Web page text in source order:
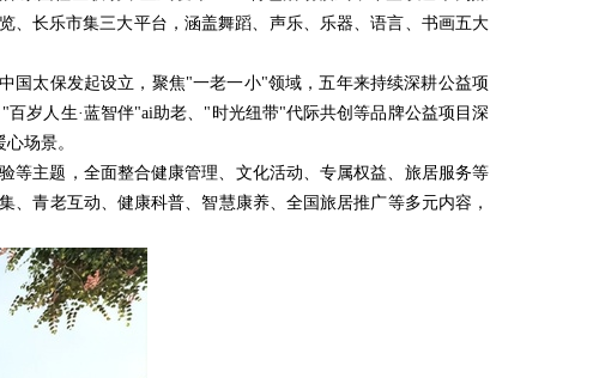
、长乐市集三大平台，涵盖舞蹈、声乐、乐器、语言、书画五大
国太保发起设立，聚焦"一老一小"领域，五年来持续深耕公益项
岁人生·蓝智伴"ai助老、"时光纽带"代际共创等品牌公益项目深
场景。
等主题，全面整合健康管理、文化活动、专属权益、旅居服务等
青老互动、健康科普、智慧康养、全国旅居推广等多元内容，